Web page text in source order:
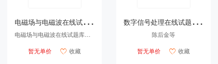
电
磁场与电磁波在线试题库及组卷系统
暂无单价
 收藏
数
字信号处理在线试题库及组卷系统
陈后金等
暂无单价
 收藏